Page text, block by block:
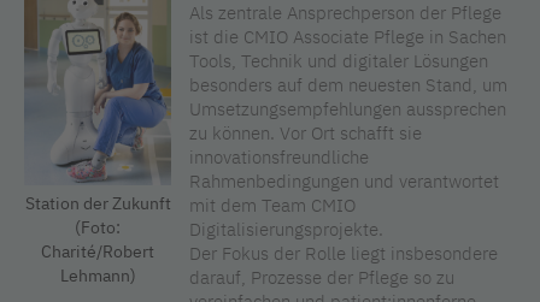
Station der Zukunft
(Foto:
Charité/Robert
Lehmann)
Als zentrale Ansprechperson der Pflege
ist die CMIO Associate Pflege in Sachen
Tools, Technik und digitaler Lösungen
besonders auf dem neuesten Stand, um
Umsetzungsempfehlungen aussprechen
zu können. Vor Ort schafft sie
innovationsfreundliche
Rahmenbedingungen und verantwortet
mit dem Team CMIO
Digitalisierungsprojekte.
Der Fokus der Rolle liegt insbesondere
darauf, Prozesse der Pflege so zu